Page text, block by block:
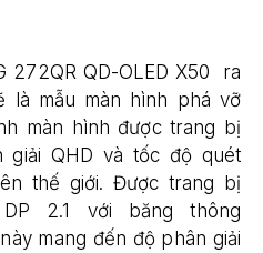
272QR QD-OLED X50 ra
là mẫu màn hình phá vỡ
màn hình được trang bị
giải QHD và tốc độ quét
thế giới. Được trang bị
2.1 với băng thông
mang đến độ phân giải